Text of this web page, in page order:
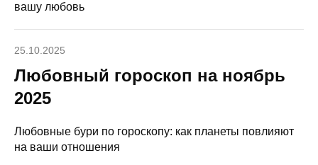
вашу любовь
25.10.2025
Любовный гороскоп на ноябрь
2025
Любовные бури по гороскопу: как планеты повлияют
на ваши отношения